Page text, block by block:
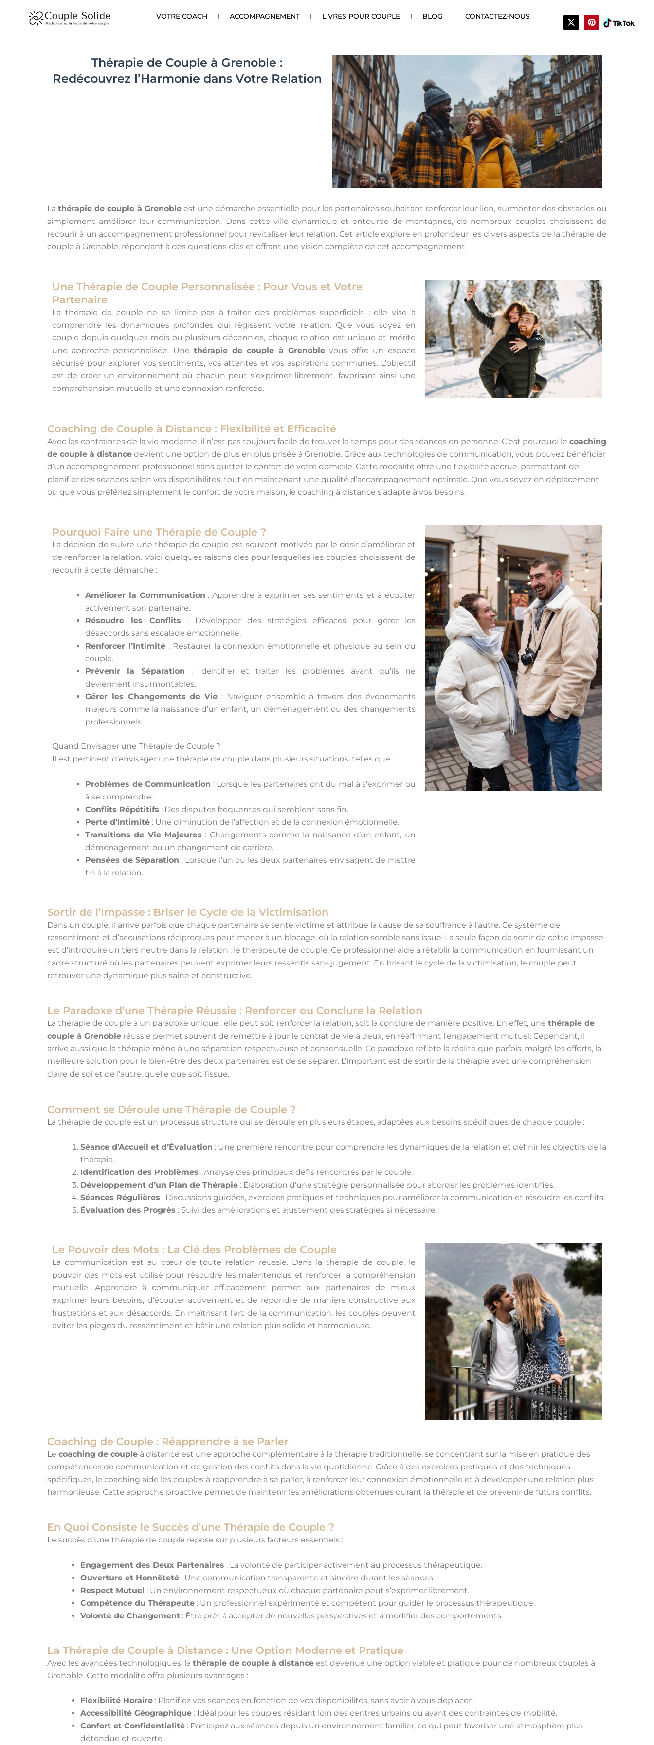
VOTRE COACH ACCOMPAGNEMENT LIVRES POUR COUPLE BLOG CONTACTEZ-NOUS
X
-
t
t
e
r
P
i
r
e
s
Thérapie de Couple à Grenoble :
Redécouvrez l’Harmonie dans Votre Relation
Lathérapie de couple à Grenobleest une démarche essentielle pour les partenaires souhaitant renforcer leur lien, surmonter des obstacles ou
simplement améliorer leur communication. Dans cette ville dynamique et entourée de montagnes, de nombreux couples choisissent de
recourir à un accompagnement professionnel pour revitaliser leur relation. Cet article explore en profondeur les divers aspects de la thérapie de
couple à Grenoble, répondant à des questions clés et offrant une vision complète de cet accompagnement.
Une Thérapie de Couple Personnalisée : Pour Vous et Votre
Partenaire
La thérapie de couple ne se limite pas à traiter des problèmes superficiels ; elle vise à
comprendre les dynamiques profondes qui régissent votre relation. Que vous soyez en
couple depuis quelques mois ou plusieurs décennies, chaque relation est unique et mérite
une approche personnalisée. Une thérapie de couple à Grenoblevous offre un espace
sécurisé pour explorer vos sentiments, vos attentes et vos aspirations communes. L’objectif
est de créer un environnement où chacun peut s’exprimer librement, favorisant ainsi une
compréhension mutuelle et une connexion renforcée.
Coaching de Couple à Distance : Flexibilité et Efficacité
Avec les contraintes de la vie moderne, il n’est pas toujours facile de trouver le temps pour des séances en personne. C’est pourquoi le coaching
de couple à distance devient une option de plus en plus prisée à Grenoble. Grâce aux technologies de communication, vous pouvez bénéficier
d’un accompagnement professionnel sans quitter le confort de votre domicile. Cette modalité offre une flexibilité accrue, permettant de
planifier des séances selon vos disponibilités, tout en maintenant une qualité d’accompagnement optimale. Que vous soyez en déplacement
ou que vous préfériez simplement le confort de votre maison, le coaching à distance s’adapte à vos besoins.
Pourquoi Faire une Thérapie de Couple ?
La décision de suivre une thérapie de couple est souvent motivée par le désir d’améliorer et
de renforcer la relation. Voici quelques raisons clés pour lesquelles les couples choisissent de
recourir à cette démarche :
Améliorer la Communication : Apprendre à exprimer ses sentiments et à écouter
activement son partenaire.
Résoudre les Conflits : Développer des stratégies efficaces pour gérer les
désaccords sans escalade émotionnelle.
Renforcer l’Intimité: Restaurer la connexion émotionnelle et physique au sein du
couple.
Prévenir la Séparation : Identifier et traiter les problèmes avant qu’ils ne
deviennent insurmontables.
Gérer les Changements de Vie : Naviguer ensemble à travers des événements
majeurs comme la naissance d’un enfant, un déménagement ou des changements
professionnels.
Quand Envisager une Thérapie de Couple ?
Il est pertinent d’envisager une thérapie de couple dans plusieurs situations, telles que :
Problèmes de Communication : Lorsque les partenaires ont du mal à s’exprimer ou
à se comprendre.
Conflits Répétitifs : Des disputes fréquentes qui semblent sans fin.
Perte d’Intimité : Une diminution de l’affection et de la connexion émotionnelle.
Transitions de Vie Majeures : Changements comme la naissance d’un enfant, un
déménagement ou un changement de carrière.
Pensées de Séparation : Lorsque l’un ou les deux partenaires envisagent de mettre
fin à la relation.
Sortir de l’Impasse : Briser le Cycle de la Victimisation
Dans un couple, il arrive parfois que chaque partenaire se sente victime et attribue la cause de sa souffrance à l’autre. Ce système de
ressentiment et d’accusations réciproques peut mener à un blocage, où la relation semble sans issue. La seule façon de sortir de cette impasse
est d’introduire un tiers neutre dans la relation : le thérapeute de couple. Ce professionnel aide à rétablir la communication en fournissant un
cadre structuré où les partenaires peuvent exprimer leurs ressentis sans jugement. En brisant le cycle de la victimisation, le couple peut
retrouver une dynamique plus saine et constructive.
Le Paradoxe d’une Thérapie Réussie : Renforcer ou Conclure la Relation
La thérapie de couple a un paradoxe unique : elle peut soit renforcer la relation, soit la conclure de manière positive. En effet, une thérapie de
couple à Grenoble réussie permet souvent de remettre à jour le contrat de vie à deux, en réaffirmant l’engagement mutuel. Cependant, il
arrive aussi que la thérapie mène à une séparation respectueuse et consensuelle. Ce paradoxe reflète la réalité que parfois, malgré les efforts, la
meilleure solution pour le bien-être des deux partenaires est de se séparer. L’important est de sortir de la thérapie avec une compréhension
claire de soi et de l’autre, quelle que soit l’issue.
Comment se Déroule une Thérapie de Couple ?
La thérapie de couple est un processus structuré qui se déroule en plusieurs étapes, adaptées aux besoins spécifiques de chaque couple :
Séance d’Accueil et d’Évaluation : Une première rencontre pour comprendre les dynamiques de la relation et définir les objectifs de la
thérapie.
Identification des Problèmes : Analyse des principaux défis rencontrés par le couple.
Développement d’un Plan de Thérapie : Élaboration d’une stratégie personnalisée pour aborder les problèmes identifiés.
Séances Régulières : Discussions guidées, exercices pratiques et techniques pour améliorer la communication et résoudre les conflits.
Évaluation des Progrès : Suivi des améliorations et ajustement des stratégies si nécessaire.
Le Pouvoir des Mots : La Clé des Problèmes de Couple
La communication est au cœur de toute relation réussie. Dans la thérapie de couple, le
pouvoir des mots est utilisé pour résoudre les malentendus et renforcer la compréhension
mutuelle. Apprendre à communiquer efficacement permet aux partenaires de mieux
exprimer leurs besoins, d’écouter activement et de répondre de manière constructive aux
frustrations et aux désaccords. En maîtrisant l’art de la communication, les couples peuvent
éviter les pièges du ressentiment et bâtir une relation plus solide et harmonieuse.
Coaching de Couple : Réapprendre à se Parler
Le coaching de couple à distance est une approche complémentaire à la thérapie traditionnelle, se concentrant sur la mise en pratique des
compétences de communication et de gestion des conflits dans la vie quotidienne. Grâce à des exercices pratiques et des techniques
spécifiques, le coaching aide les couples à réapprendre à se parler, à renforcer leur connexion émotionnelle et à développer une relation plus
harmonieuse. Cette approche proactive permet de maintenir les améliorations obtenues durant la thérapie et de prévenir de futurs conflits.
En Quoi Consiste le Succès d’une Thérapie de Couple ?
Le succès d’une thérapie de couple repose sur plusieurs facteurs essentiels :
Engagement des Deux Partenaires : La volonté de participer activement au processus thérapeutique.
Ouverture et Honnêteté : Une communication transparente et sincère durant les séances.
Respect Mutuel : Un environnement respectueux où chaque partenaire peut s’exprimer librement.
Compétence du Thérapeute : Un professionnel expérimenté et compétent pour guider le processus thérapeutique.
Volonté de Changement : Être prêt à accepter de nouvelles perspectives et à modifier des comportements.
La Thérapie de Couple à Distance : Une Option Moderne et Pratique
Avec les avancées technologiques, la thérapie de couple à distance est devenue une option viable et pratique pour de nombreux couples à
Grenoble. Cette modalité offre plusieurs avantages :
Flexibilité Horaire : Planifiez vos séances en fonction de vos disponibilités, sans avoir à vous déplacer.
Accessibilité Géographique : Idéal pour les couples résidant loin des centres urbains ou ayant des contraintes de mobilité.
Confort et Confidentialité : Participez aux séances depuis un environnement familier, ce qui peut favoriser une atmosphère plus
détendue et ouverte.